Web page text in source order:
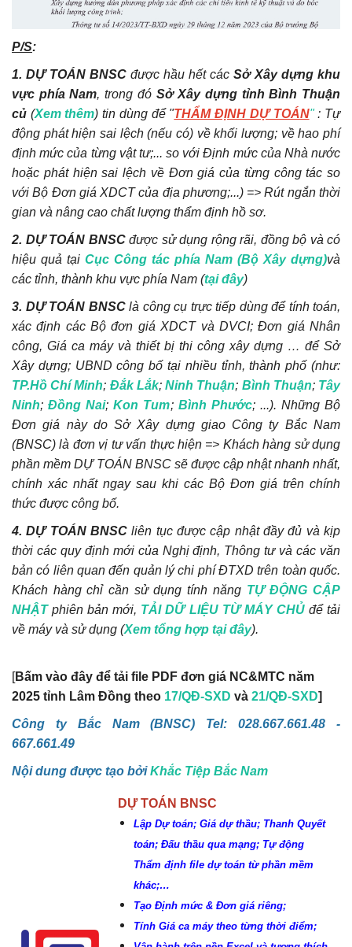
P/S:
1. DỰ TOÁN BNSC được hầu hết các Sở Xây dựng khu
vực phía Nam, trong đóSở Xây dựng tỉnh Bình Thuận
củ (Xem thêm) tin dùng để "THẨM ĐỊNH DỰ TOÁN": Tự
động phát hiện sai lệch (nếu có) về khối lượng; về hao phí
định mức của từng vật tư;... so với Định mức của Nhà nước
hoặc phát hiện sai lệch về Đơn giá của từng công tác so
với Bộ Đơn giá XDCT của địa phương;...) => Rút ngắn thời
gian và nâng cao chất lượng thẩm định hồ sơ.
2. DỰ TOÁN BNSCđược sử dụng rộng rãi, đồng bộ và có
hiệu quả tại Cục Công tác phía Nam (Bộ Xây dựng)và
các tỉnh, thành khu vực phía Nam (tại đây)
3. DỰ TOÁN BNSClà công cụ trực tiếp dùng để tính toán,
xác định các Bộ đơn giá XDCT và DVCI; Đơn giá Nhân
công, Giá ca máy và thiết bị thi công xây dựng … để Sở
Xây dựng; UBND công bố tại nhiều tỉnh, thành phố (như:
TP.Hồ Chí Minh; Đắk Lắk;Ninh Thuận; Bình Thuận; Tây
Ninh;Đồng Nai;Kon Tum; Bình Phước; ...). Những Bộ
Đơn giá này do Sở Xây dựng giao Công ty Bắc Nam
(BNSC) là đơn vị tư vấn thực hiện => Khách hàng sử dụng
phần mềm DỰ TOÁN BNSC sẽ được cập nhật nhanh nhất,
chính xác nhất ngay sau khi các Bộ Đơn giá trên chính
thức được công bố.
4. DỰ TOÁN BNSC liên tục được cập nhật đầy đủ và kịp
thời các quy định mới của Nghị định, Thông tư và các văn
bản có liên quan đến quản lý chi phí ĐTXD trên toàn quốc.
Khách hàng chỉ cần sử dụng tính năng TỰ ĐỘNG CẬP
NHẬTphiên bản mới, TẢI DỮ LIỆU TỪ MÁY CHỦđể tải
về máy và sử dụng (Xem tổng hợp tại đây).
[Bấm vào đây để tải file PDF đơn giá NC&MTC năm
2025 tỉnh Lâm Đồng theo 17/QĐ-SXD và 21/QĐ-SXD]
Công ty Bắc Nam (BNSC) Tel: 028.667.661.48 -
667.661.49
Nội dung được tạo bởiKhắc Tiệp Bắc Nam
DỰ TOÁN BNSC
Lập Dự toán; Giá dự thầu; Thanh Quyết
toán; Đấu thầu qua mạng; Tự động
Thẩm định file dự toán từ phần mềm
khác;…
Tạo Định mức & Đơn giá riêng;
Tính Giá ca máy theo từng thời điểm;